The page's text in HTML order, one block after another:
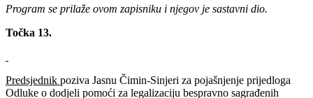
Program se prilaže ovom zapisniku i njegov je sastavni dio.
Točka 13.
Predsjednik poziva Jasnu Čimin-Sinjeri za pojašnjenje prijedloga
Odluke o dodjeli pomoći za legalizaciju bespravno sagrađenih